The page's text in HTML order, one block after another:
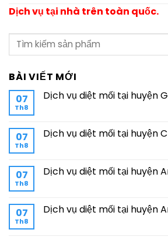
Dịch vụ tại nhà trên toàn quốc.
BÀI VIẾT MỚI
07
Th8
Dịch vụ diệt mối tại huyện
07
Th8
Dịch vụ diệt mối tại huyện
07
Th8
Dịch vụ diệt mối tại huyện
07
Th8
Dịch vụ diệt mối tại huyện